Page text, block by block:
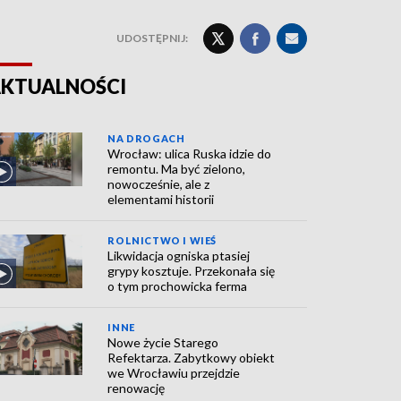
UDOSTĘPNIJ:
NA DROGACH
Wrocław: ulica Ruska idzie do
remontu. Ma być zielono,
nowocześnie, ale z
elementami historii
ROLNICTWO I WIEŚ
Likwidacja ogniska ptasiej
grypy kosztuje. Przekonała się
o tym prochowicka ferma
INNE
Nowe życie Starego
Refektarza. Zabytkowy obiekt
we Wrocławiu przejdzie
renowację